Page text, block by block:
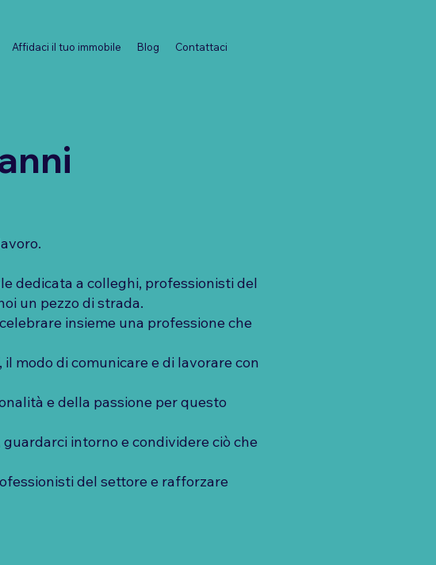
Affidaci il tuo immobile Blog Contattaci
dedicata a colleghi, professionisti del
un pezzo di strada.
insieme una professione che
modo di comunicare e di lavorare con
e della passione per questo
intorno e condividere ciò che
del settore e rafforzare